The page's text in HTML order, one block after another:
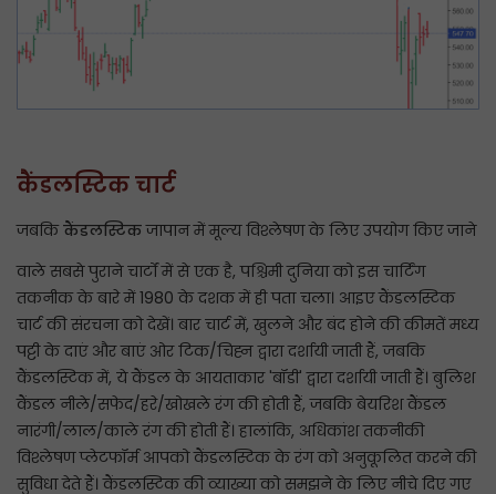
कैंडलस्टिक चार्ट
जबकि कैंडलस्टिकजापान में मूल्य विश्लेषण के लिए उपयोग किए जाने
वाले सबसे पुराने चार्टों में से एक है, पश्चिमी दुनिया को इस चार्टिंग
तकनीक के बारे में 1980 के दशक में ही पता चला। आइए कैंडलस्टिक
चार्ट की संरचना को देखें। बार चार्ट में, खुलने और बंद होने की कीमतें मध्य
पट्टी के दाएं और बाएं ओर टिक/चिह्न द्वारा दर्शायी जाती हैं, जबकि
कैंडलस्टिक में, ये कैंडल के आयताकार 'बॉडी' द्वारा दर्शायी जाती हैं। बुलिश
कैंडल नीले/सफेद/हरे/खोखले रंग की होती हैं, जबकि बेयरिश कैंडल
नारंगी/लाल/काले रंग की होती हैं। हालांकि, अधिकांश तकनीकी
विश्लेषण प्लेटफॉर्म आपको कैंडलस्टिक के रंग को अनुकूलित करने की
सुविधा देते हैं। कैंडलस्टिक की व्याख्या को समझने के लिए नीचे दिए गए